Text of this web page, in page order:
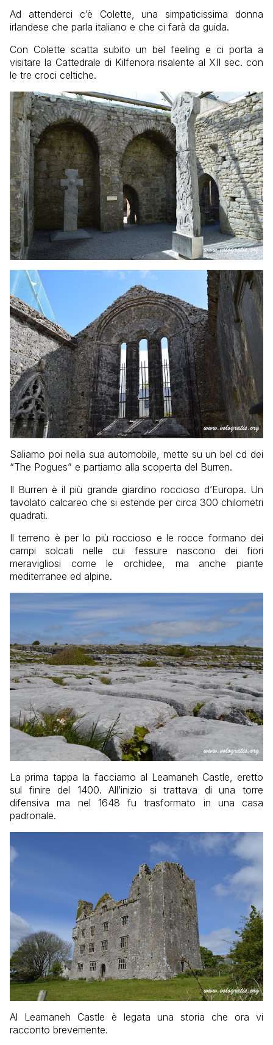
Ad attenderci c’è Colette, una simpaticissima donna
irlandese che parla italiano e che ci farà da guida.
Con Colette scatta subito un bel feeling e ci porta a
visitare la Cattedrale di Kilfenora risalente al XII sec. con
le tre croci celtiche.
Saliamo poi nella sua automobile, mette su un bel cd dei
“The Pogues” e partiamo alla scoperta del Burren.
Il Burren è il più grande giardino roccioso d’Europa. Un
tavolato calcareo che si estende per circa 300 chilometri
quadrati.
Il terreno è per lo più roccioso e le rocce formano dei
campi solcati nelle cui fessure nascono dei fiori
meravigliosi come le orchidee, ma anche piante
mediterranee ed alpine.
La prima tappa la facciamo al Leamaneh Castle, eretto
sul finire del 1400. All’inizio si trattava di una torre
difensiva ma nel 1648 fu trasformato in una casa
padronale.
Al Leamaneh Castle è legata una storia che ora vi
racconto brevemente.